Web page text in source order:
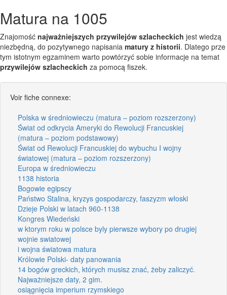
Matura na 1005
Znajomość najważniejszych przywilejów szlacheckich jest wiedzą
niezbędną, do pozytywnego napisania matury z historii. Dlatego prze
tym istotnym egzaminem warto powtórzyć sobie informacje na temat
przywilejów szlacheckich za pomocą fiszek.
Voir fiche connexe:
Polska w średniowieczu (matura – poziom rozszerzony)
Świat od odkrycia Ameryki do Rewolucji Francuskiej
(matura – poziom podstawowy)
Świat od Rewolucji Francuskiej do wybuchu I wojny
światowej (matura – poziom rozszerzony)
Europa w średniowieczu
1138 historia
Bogowie egipscy
Państwo Stalina, kryzys gospodarczy, faszyzm włoski
Dzieje Polski w latach 960-1138
Kongres Wiedeński
w ktorym roku w polsce byly pierwsze wybory po drugiej
wojnie swiatowej
i wojna światowa matura
Królowie Polski- daty panowania
14 bogów greckich, których musisz znać, żeby zaliczyć.
Najważniejsze daty, 2 gim.
osiągnięcia imperium rzymskiego